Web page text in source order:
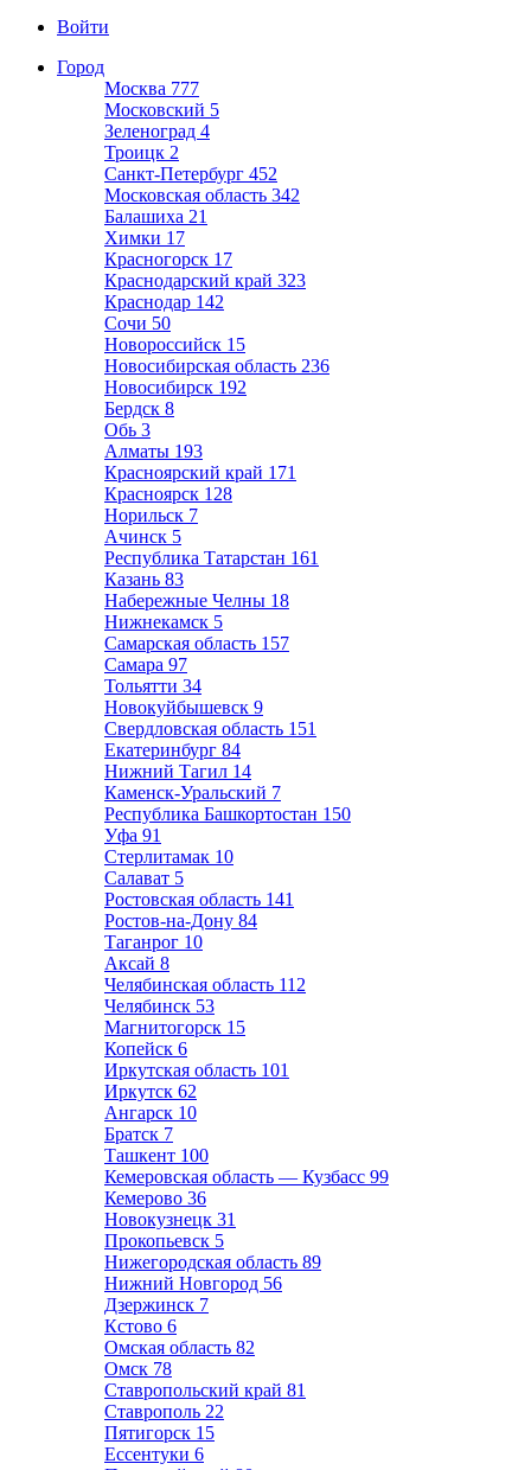
Войти
Город
Москва 777
Московский 5
Зеленоград 4
Троицк 2
Санкт-Петербург 452
Московская область 342
Балашиха 21
Химки 17
Красногорск 17
Краснодарский край 323
Краснодар 142
Сочи 50
Новороссийск 15
Новосибирская область 236
Новосибирск 192
Бердск 8
Обь 3
Алматы 193
Красноярский край 171
Красноярск 128
Норильск 7
Ачинск 5
Республика Татарстан 161
Казань 83
Набережные Челны 18
Нижнекамск 5
Самарская область 157
Самара 97
Тольятти 34
Новокуйбышевск 9
Свердловская область 151
Екатеринбург 84
Нижний Тагил 14
Каменск-Уральский 7
Республика Башкортостан 150
Уфа 91
Стерлитамак 10
Салават 5
Ростовская область 141
Ростов-на-Дону 84
Таганрог 10
Аксай 8
Челябинская область 112
Челябинск 53
Магнитогорск 15
Копейск 6
Иркутская область 101
Иркутск 62
Ангарск 10
Братск 7
Ташкент 100
Кемеровская область — Кузбасс 99
Кемерово 36
Новокузнецк 31
Прокопьевск 5
Нижегородская область 89
Нижний Новгород 56
Дзержинск 7
Кстово 6
Омская область 82
Омск 78
Ставропольский край 81
Ставрополь 22
Пятигорск 15
Ессентуки 6